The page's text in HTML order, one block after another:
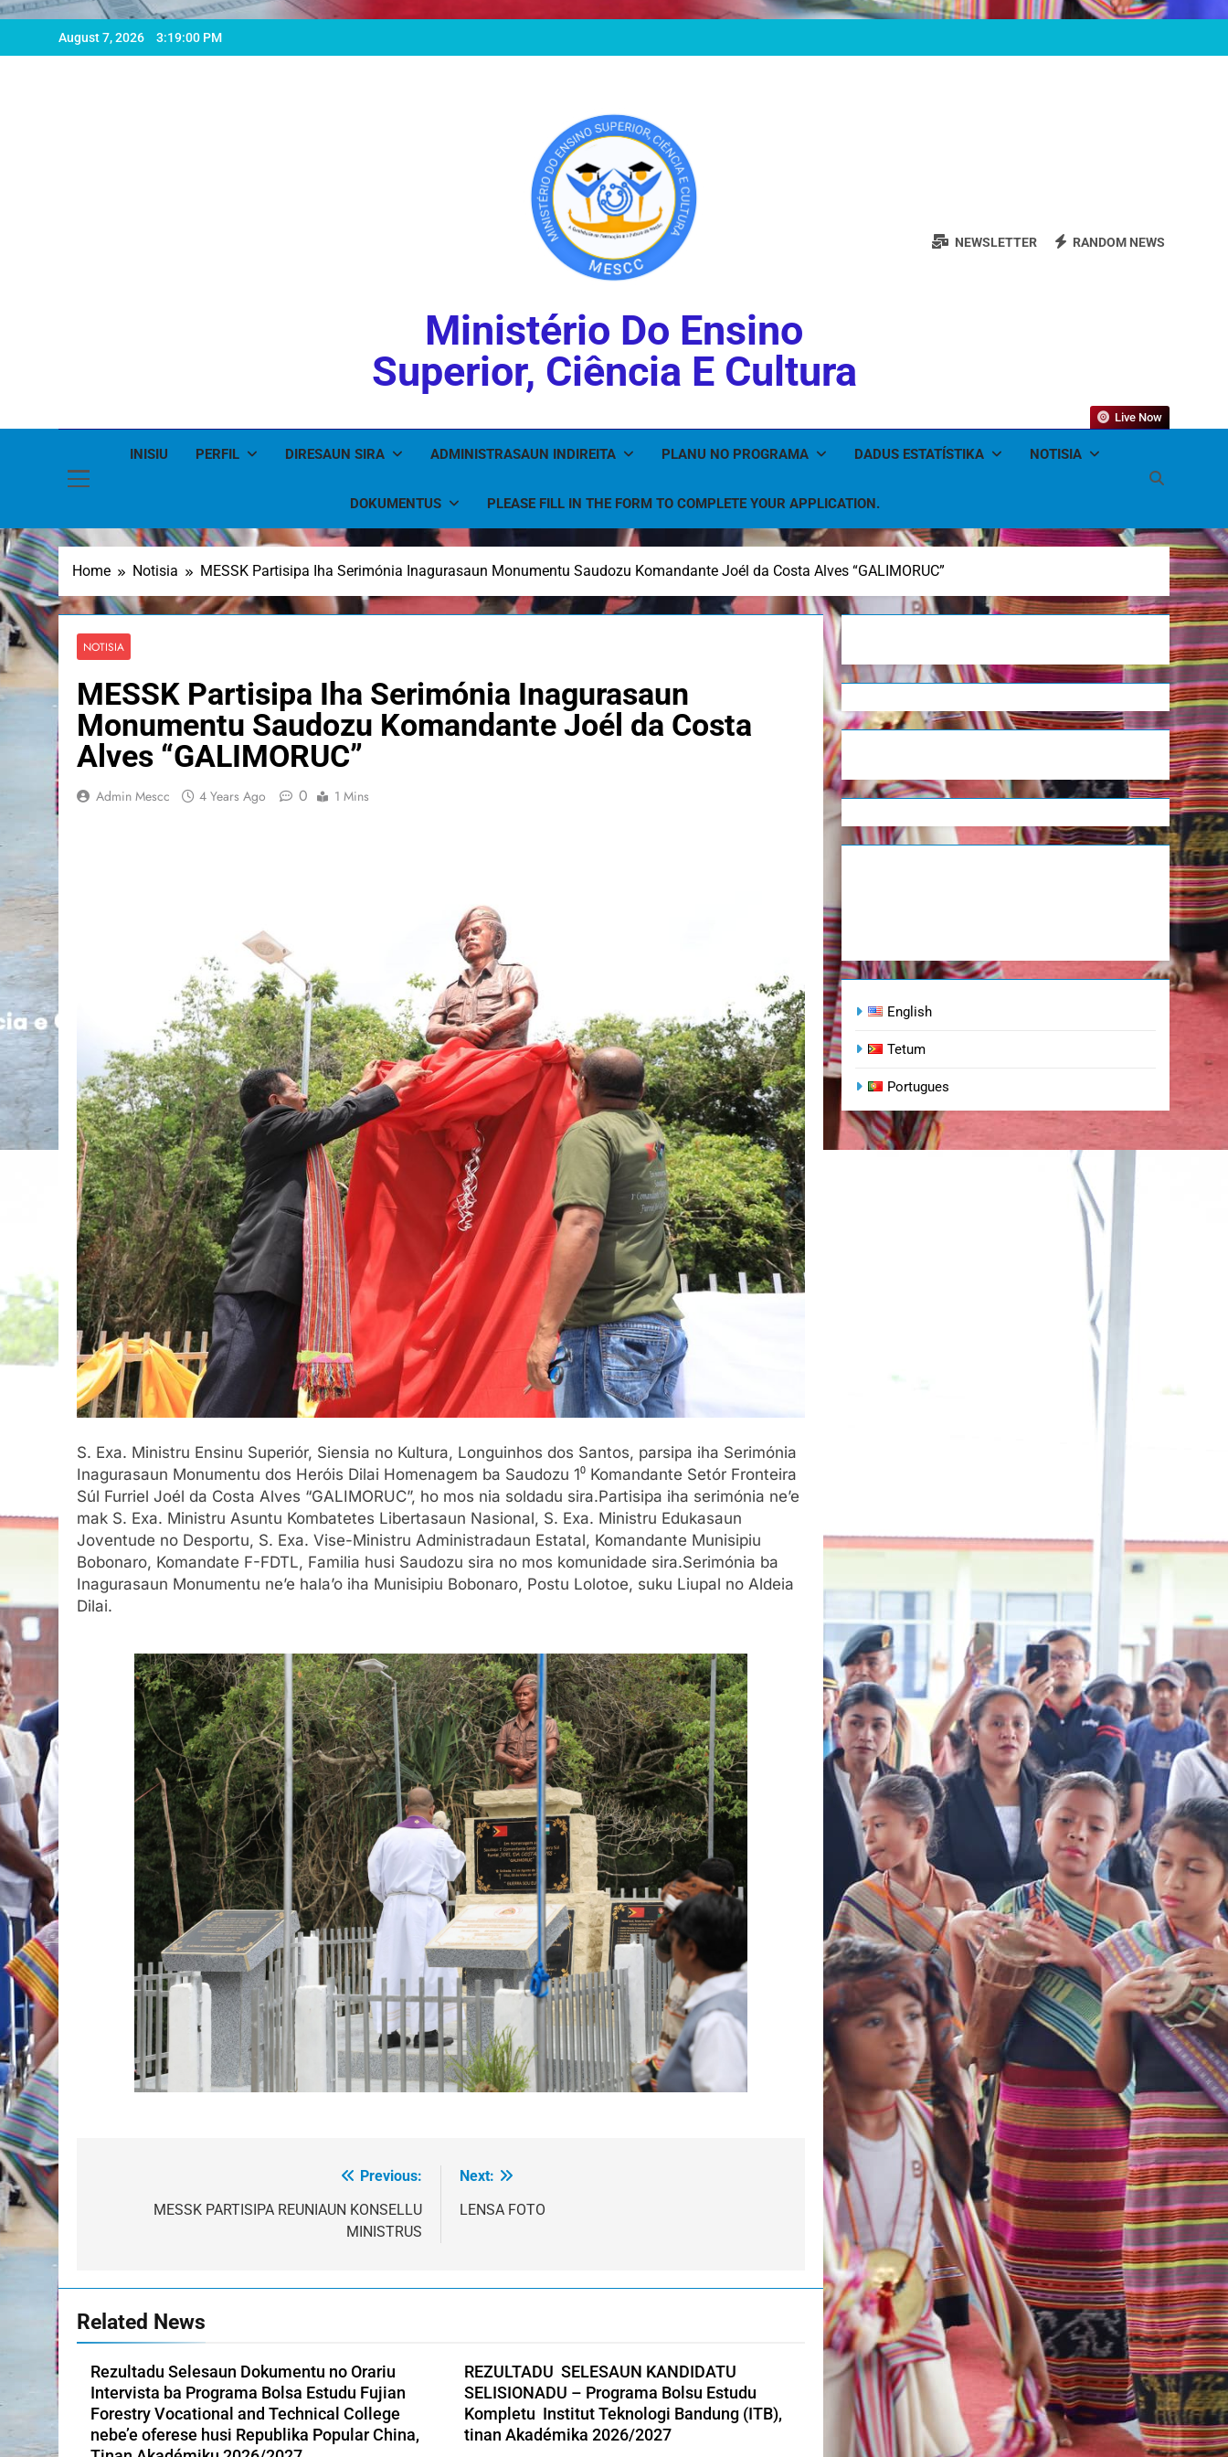
August 7, 2026 3:19:01 PM
Ministério Do Ensino
Superior, Ciência E Cultura
NEWSLETTER RANDOM NEWS
INISIU PERFIL DIRESAUN SIRA ADMINISTRASAUN INDIREITA PLANU NO PROGRAMA DADUS ESTATÍSTIKA NOTISIA
DOKUMENTUS PLEASE FILL IN THE FORM TO COMPLETE YOUR APPLICATION.
Live Now
Home Notisia MESSK Partisipa Iha Serimónia Inagurasaun Monumentu Saudozu Komandante Joél da Costa Alves “GALIMORUC”
NOTISIA
MESSK Partisipa Iha Serimónia Inagurasaun
Monumentu Saudozu Komandante Joél da Costa
Alves “GALIMORUC”
Admin Mescc 4 Years Ago 0 1 Mins
S. Exa. Ministru Ensinu Superiór, Siensia no Kultura, Longuinhos dos Santos, parsipa iha Serimónia
Inagurasaun Monumentu dos Heróis Dilai Homenagem ba Saudozu 1⁰ Komandante Setór Fronteira
Súl Furriel Joél da Costa Alves “GALIMORUC”, ho mos nia soldadu sira.Partisipa iha serimónia ne’e
mak S. Exa. Ministru Asuntu Kombatetes Libertasaun Nasional, S. Exa. Ministru Edukasaun
Joventude no Desportu, S. Exa. Vise-Ministru Administradaun Estatal, Komandante Munisipiu
Bobonaro, Komandate F-FDTL, Familia husi Saudozu sira no mos komunidade sira.Serimónia ba
Inagurasaun Monumentu ne’e hala’o iha Munisipiu Bobonaro, Postu Lolotoe, suku Liupal no Aldeia
Dilai.
navigation
Previous:
MESSK PARTISIPA REUNIAUN KONSELLU
MINISTRUS
Next:
LENSA FOTO
Related News
Rezultadu Selesaun Dokumentu no Orariu
Intervista ba Programa Bolsa Estudu Fujian
Forestry Vocational and Technical College
nebe’e oferese husi Republika Popular China,
REZULTADU SELESAUN KANDIDATU
SELISIONADU – Programa Bolsu Estudu
Kompletu Institut Teknologi Bandung (ITB),
tinan Akadémika 2026/2027
English
Tetum
Portugues